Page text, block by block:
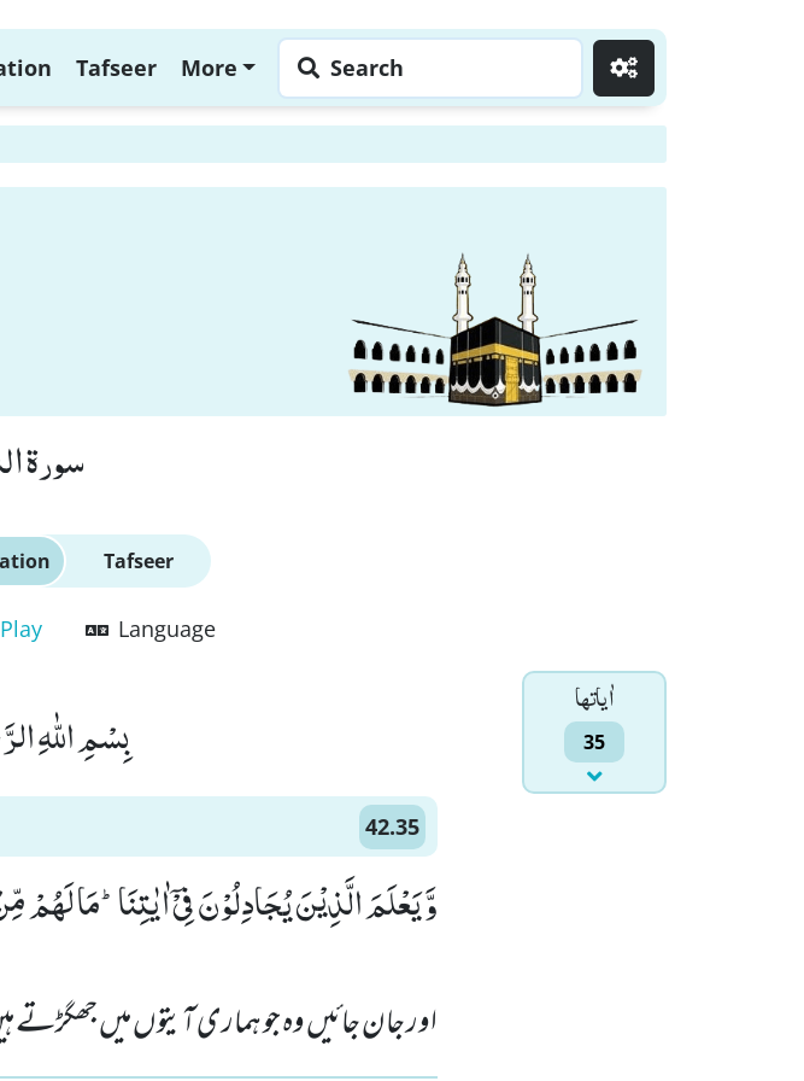
Tafseer More Search
سورة
Tafseer
Play Language
اٰياتها
35 بِسْمِ اللّٰهِ
42.35
وَّ یَعْلَمَ الَّذِیْنَ یُجَادِلُوْنَ فِیْۤ اٰیٰتِنَاؕ-مَا لَهُمْ
اور جان جائیں وہ جو ہماری آیتوں میں جھگڑتے